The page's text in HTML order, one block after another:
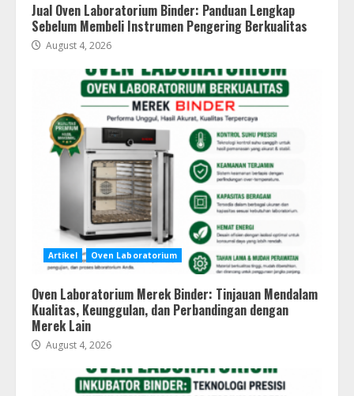
Jual Oven Laboratorium Binder: Panduan Lengkap
Sebelum Membeli Instrumen Pengering Berkualitas
August 4, 2026
Artikel Oven Laboratorium
Oven Laboratorium Merek Binder: Tinjauan Mendalam
Kualitas, Keunggulan, dan Perbandingan dengan
Merek Lain
August 4, 2026